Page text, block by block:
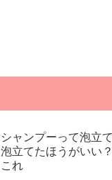
シャンプーって泡立
泡立てたほうがいい
これ